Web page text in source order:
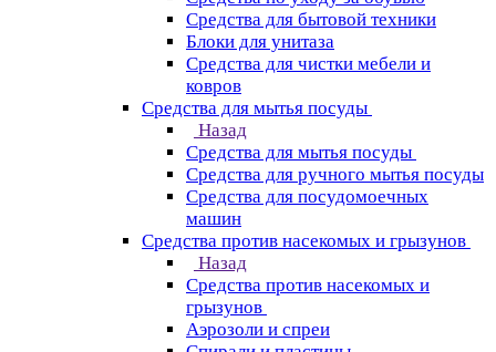
Средства для бытовой техники
Блоки для унитаза
Средства для чистки мебели и
ковров
Средства для мытья посуды
Назад
Средства для мытья посуды
Средства для ручного мытья посуды
Средства для посудомоечных
машин
Средства против насекомых и грызунов
Назад
Средства против насекомых и
грызунов
Аэрозоли и спреи